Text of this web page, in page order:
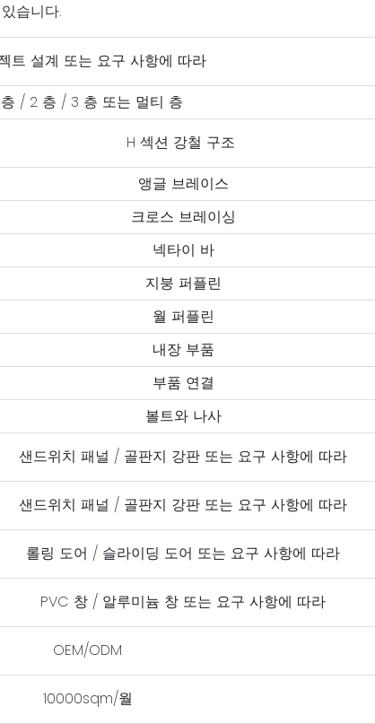
습니다.
트 설계 또는 요구 사항에 따라
층 / 2 층 / 3 층 또는 멀티 층
H 섹션 강철 구조
앵글 브레이스
크로스 브레이싱
넥타이 바
지붕 퍼플린
월 퍼플린
내장 부품
부품 연결
볼트와 나사
샌드위치 패널 / 골판지 강판 또는 요구 사항에 따라
샌드위치 패널 / 골판지 강판 또는 요구 사항에 따라
롤링 도어 / 슬라이딩 도어 또는 요구 사항에 따라
PVC 창 / 알루미늄 창 또는 요구 사항에 따라
OEM/ODM
10000sqm/월